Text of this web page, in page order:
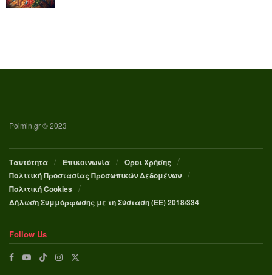
Poimin.gr © 2023
Ταυτότητα Επικοινωνία
Όροι Χρήσης
Πολιτική Προστασίας Προσωπικών Δεδομένων
Πολιτική Cookies
Δήλωση Συμμόρφωσης με τη Σύσταση (ΕΕ) 2018/334
Follow Us